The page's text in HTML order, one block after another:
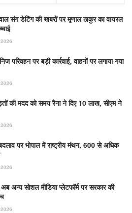
संग डेटिंग की खबरों पर मृणाल ठाकुर का वायरल
परिवहन पर बड़ी कार्रवाई, वाहनों पर लगाया गया
की मदद को समय रैना ने दिए 10 लाख, सीएम ने
पर भोपाल में राष्ट्रीय मंथन, 600 से अधिक
अन्य सोशल मीडिया प्लेटफॉर्म पर सरकार की